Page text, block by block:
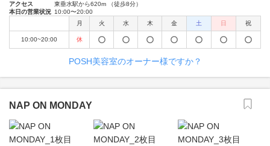
アクセス
東垂水駅から620m （徒歩8分）
本日の営業状況 10:00〜20:00
月
火 水 木 金 土 日 祝
10:00~20:00 休
POSH美容室のオーナー様ですか？
NAP ON MONDAY